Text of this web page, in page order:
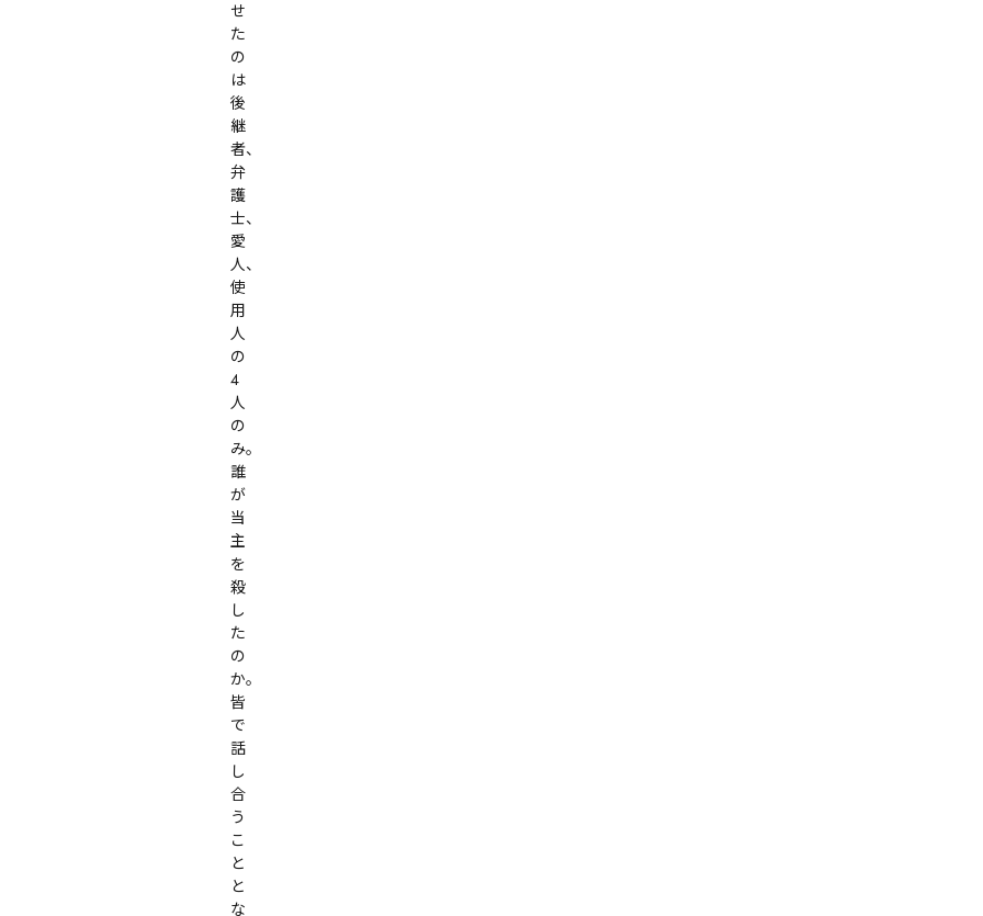
せ
た
の
は
後
継
者、
弁
護
士、
愛
人、
使
用
人
の
4
人
の
み。
誰
が
当
主
を
殺
し
た
の
か。
皆
で
話
し
合
う
こ
と
と
な